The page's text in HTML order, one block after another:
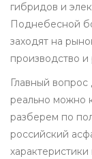
гибридов и
Поднебесной
заходят на
производство
Главный вопрос
реально можно
разберем по
российский